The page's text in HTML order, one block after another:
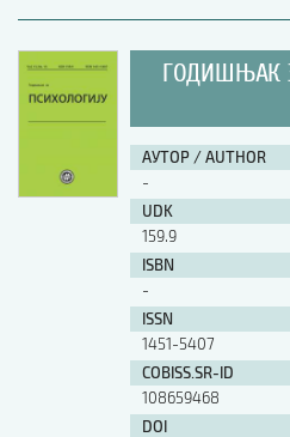
УПУТСТВА
Правилник о издавачкој
Упутство ауторима
Упутство уредницима
Изјава о ауторству
Изјава о лектури
Изјава о коришћењу
Упутство за бирање лиценце
Уговор са аутором
ГОДИШЊАК
АУТОР / AUTHOR
-
UDK
159.9
ISBN
-
ISSN
1451-5407
COBISS.SR-ID
108659468
DOI